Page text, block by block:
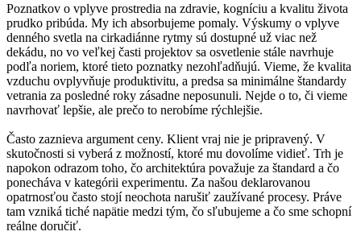
Poznatkov o vplyve prostredia na zdravie, kogníciu a kvalitu života
prudko pribúda. My ich absorbujeme pomaly. Výskumy o vplyve
denného svetla na cirkadiánne rytmy sú dostupné už viac než
dekádu, no vo veľkej časti projektov sa osvetlenie stále navrhuje
podľa noriem, ktoré tieto poznatky nezohľadňujú. Vieme, že kvalita
vzduchu ovplyvňuje produktivitu, a predsa sa minimálne štandardy
vetrania za posledné roky zásadne neposunuli. Nejde o to, či vieme
navrhovať lepšie, ale prečo to nerobíme rýchlejšie.
Často zaznieva argument ceny. Klient vraj nie je pripravený. V
skutočnosti si vyberá z možností, ktoré mu dovolíme vidieť. Trh je
napokon odrazom toho, čo architektúra považuje za štandard a čo
ponecháva v kategórii experimentu. Za našou deklarovanou
opatrnosťou často stojí neochota narušiť zaužívané procesy. Práve
tam vzniká tiché napätie medzi tým, čo sľubujeme a čo sme schopní
reálne doručiť.